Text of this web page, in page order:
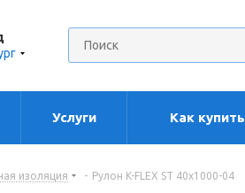
Услуги Как купить
изоляция - Рулон K-FLEX ST 40х1000-04